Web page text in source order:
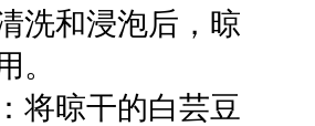
洗和浸泡后，晾
。
将晾干的白芸豆